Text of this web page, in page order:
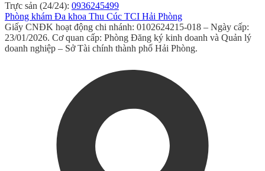
Trực sản (24/24): 0936245499
Phòng khám Đa khoa Thu Cúc TCI Hải Phòng
Giấy CNĐK hoạt động chi nhánh: 0102624215-018 – Ngày cấp:
23/01/2026. Cơ quan cấp: Phòng Đăng ký kinh doanh và Quản lý
doanh nghiệp – Sở Tài chính thành phố Hải Phòng.